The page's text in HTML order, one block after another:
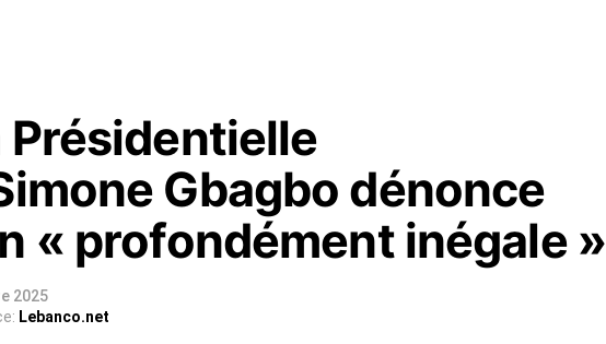
Présidentielle
Gbagbo dénonce
« profondément inégale »
2025
Lebanco.net